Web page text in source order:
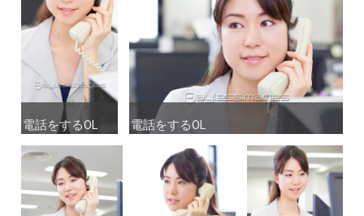
電話をするOL
電話をするOL 電話をするOL
電話をするOL